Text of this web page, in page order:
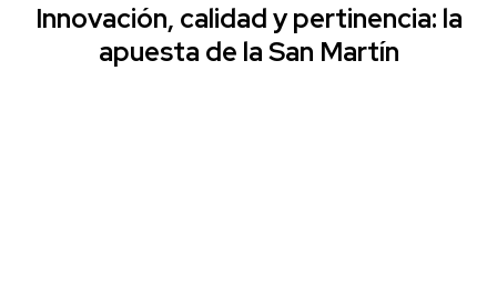
Innovación, calidad y pertinencia: la
apuesta de la San Martín